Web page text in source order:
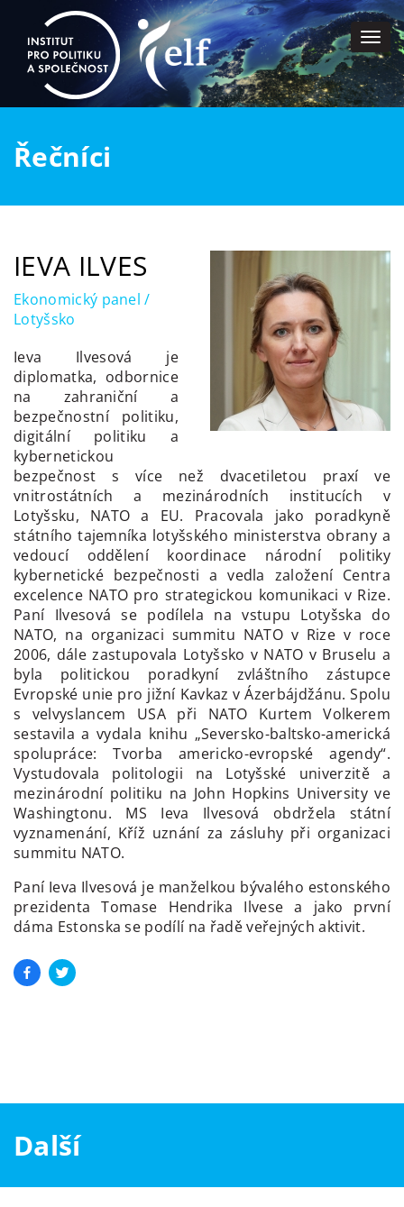
Řečníci
IEVA ILVES
Ekonomický panel /
Lotyšsko
Ieva Ilvesová je
diplomatka, odbornice
na zahraniční a
bezpečnostní politiku,
digitální politiku a
kybernetickou
bezpečnost s více než dvacetiletou praxí ve
vnitrostátních a mezinárodních institucích v
Lotyšsku, NATO a EU. Pracovala jako poradkyně
státního tajemníka lotyšského ministerstva obrany a
vedoucí oddělení koordinace národní politiky
kybernetické bezpečnosti a vedla založení Centra
excelence NATO pro strategickou komunikaci v Rize.
Paní Ilvesová se podílela na vstupu Lotyšska do
NATO, na organizaci summitu NATO v Rize v roce
2006, dále zastupovala Lotyšsko v NATO v Bruselu a
byla politickou poradkyní zvláštního zástupce
Evropské unie pro jižní Kavkaz v Ázerbájdžánu. Spolu
s velvyslancem USA při NATO Kurtem Volkerem
sestavila a vydala knihu „Seversko-baltsko-americká
spolupráce: Tvorba americko-evropské agendy“.
Vystudovala politologii na Lotyšské univerzitě a
mezinárodní politiku na John Hopkins University ve
Washingtonu. MS Ieva Ilvesová obdržela státní
vyznamenání, Kříž uznání za zásluhy při organizaci
summitu NATO.
Paní Ieva Ilvesová je manželkou bývalého estonského
prezidenta Tomase Hendrika Ilvese a jako první
dáma Estonska se podílí na řadě veřejných aktivit.
Další